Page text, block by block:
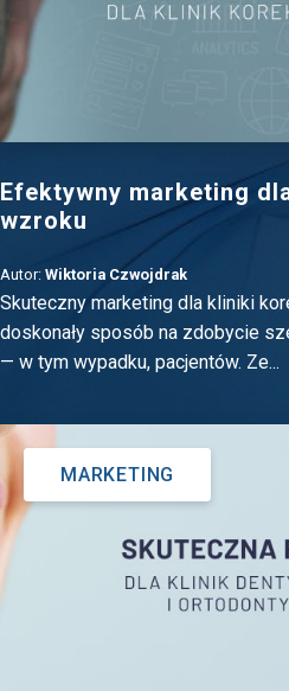
Efektywny marketing
wzroku
Autor: Wiktoria Czwojdrak
Skuteczny marketing dla kliniki
doskonały sposób na zdobycie
— w tym wypadku, pacjentów. Ze...
MARKETING